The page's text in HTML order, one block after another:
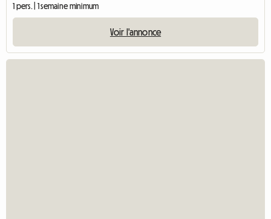
1 pers. | 1 semaine minimum
Voir l'annonce